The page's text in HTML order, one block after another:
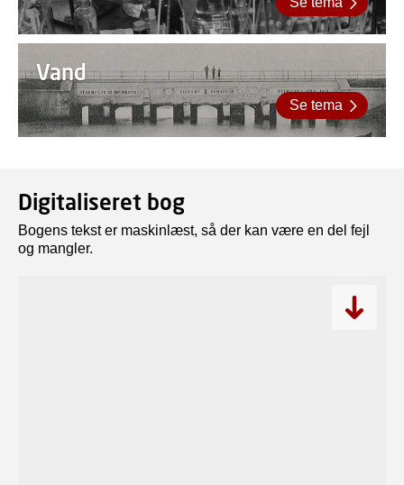
Vand
Se tema
Digitaliseret bog
Bogens tekst er maskinlæst, så der kan være en del fejl
og mangler.